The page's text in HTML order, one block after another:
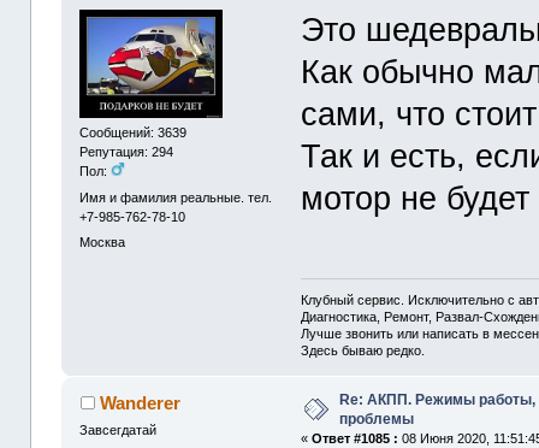
Сообщений: 3639
Репутация: 294
Пол:
Имя и фамилия реальные. тел.
+7-985-762-78-10
Москва
Это
Как обычно
сами, что
Так и есть,
мотор не
Клубный сервис. Исключительно с
Диагностика, Ремонт, Развал-
Лучше звонить или написать в
Здесь бываю редко.
Wanderer
Завсегдатай
Re: АКПП. Режимы работы,
проблемы
«Ответ #1085 : 08 Июня 2020,